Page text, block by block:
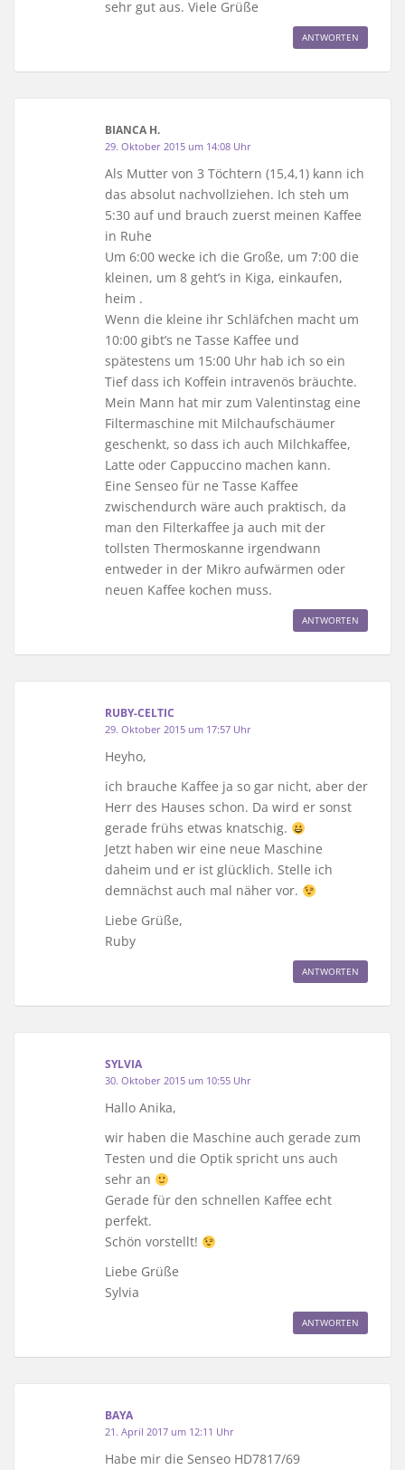
sehr gut aus. Viele Grüße
ANTWORTEN
BIANCA H.
29. Oktober 2015 um 14:08 Uhr
Als Mutter von 3 Töchtern (15,4,1) kann ich
das absolut nachvollziehen. Ich steh um
5:30 auf und brauch zuerst meinen Kaffee
in Ruhe
Um 6:00 wecke ich die Große, um 7:00 die
kleinen, um 8 geht’s in Kiga, einkaufen,
heim .
Wenn die kleine ihr Schläfchen macht um
10:00 gibt’s ne Tasse Kaffee und
spätestens um 15:00 Uhr hab ich so ein
Tief dass ich Koffein intravenös bräuchte.
Mein Mann hat mir zum Valentinstag eine
Filtermaschine mit Milchaufschäumer
geschenkt, so dass ich auch Milchkaffee,
Latte oder Cappuccino machen kann.
Eine Senseo für ne Tasse Kaffee
zwischendurch wäre auch praktisch, da
man den Filterkaffee ja auch mit der
tollsten Thermoskanne irgendwann
entweder in der Mikro aufwärmen oder
neuen Kaffee kochen muss.
ANTWORTEN
RUBY-CELTIC
29. Oktober 2015 um 17:57 Uhr
Heyho,
ich brauche Kaffee ja so gar nicht, aber der
Herr des Hauses schon. Da wird er sonst
gerade frühs etwas knatschig.
Jetzt haben wir eine neue Maschine
daheim und er ist glücklich. Stelle ich
demnächst auch mal näher vor.
Liebe Grüße,
Ruby
ANTWORTEN
SYLVIA
30. Oktober 2015 um 10:55 Uhr
Hallo Anika,
wir haben die Maschine auch gerade zum
Testen und die Optik spricht uns auch
sehr an
Gerade für den schnellen Kaffee echt
perfekt.
Schön vorstellt!
Liebe Grüße
Sylvia
ANTWORTEN
BAYA
21. April 2017 um 12:11 Uhr
Habe mir die Senseo HD7817/69